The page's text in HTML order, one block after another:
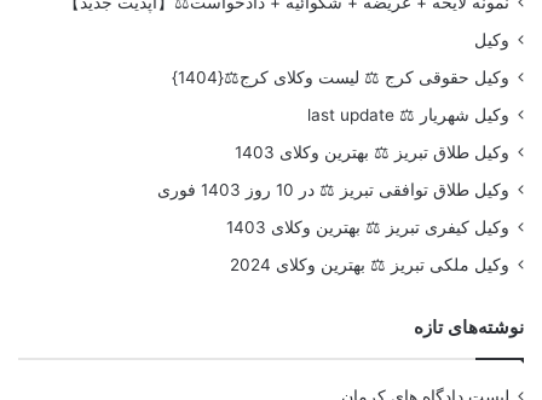
وکیل
وکیل حقوقی کرج ⚖️ لیست وکلای کرج⚖️{1404}
وکیل شهریار ⚖️ last update
وکیل طلاق تبریز ⚖️ بهترین وکلای 1403
وکیل طلاق توافقی تبریز ⚖️ در 10 روز 1403 فوری
وکیل کیفری تبریز ⚖️ بهترین وکلای 1403
وکیل ملکی تبریز ⚖️ بهترین وکلای 2024
نوشته‌های تازه